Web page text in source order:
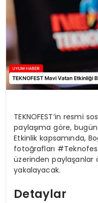
TEKNOFEST’in resmi
paylaşıma göre,
Etkinlik kapsamında,
fotoğrafları
üzerinden paylaşanlar
yakalayacak.
Detaylar